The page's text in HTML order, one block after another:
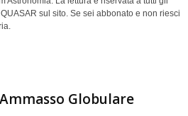
sul sito. Se sei abbonato e non riesci
Ammasso Globulare